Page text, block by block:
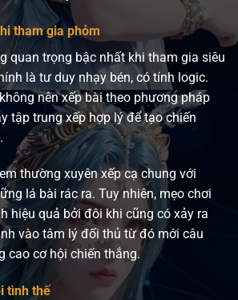
tham gia phỏm
quan trọng bậc nhất khi tham gia siêu
là tư duy nhạy bén, có tính logic.
nên xếp bài theo phương pháp
tập trung xếp hợp lý để tạo chiến
thường xuyên xếp cạ chung với
lá bài rác ra. Tuy nhiên, mẹo chơi
hiệu quả bởi đôi khi cũng có xảy ra
vào tâm lý đối thủ từ đó mới câu
cao cơ hội chiến thắng.
tình thế